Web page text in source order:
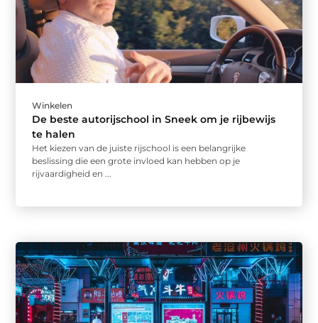
Winkelen
De beste autorijschool in Sneek om je rijbewijs
te halen
Het kiezen van de juiste rijschool is een belangrijke
beslissing die een grote invloed kan hebben op je
rijvaardigheid en ...